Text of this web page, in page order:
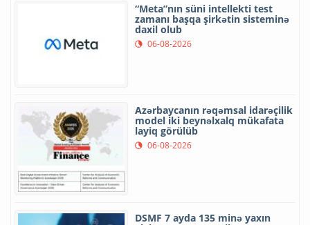
“Meta”nın süni intellekti test
zamanı başqa şirkətin sisteminə
daxil olub
06-08-2026
Azərbaycanın rəqəmsal idarəçilik
model iki beynəlxalq mükafata
layiq görülüb
06-08-2026
DSMF 7 ayda 135 minə yaxın